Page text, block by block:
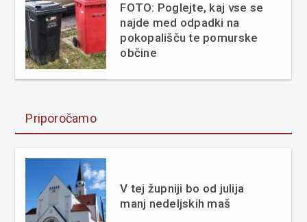
FOTO: Poglejte, kaj vse se
najde med odpadki na
pokopališču te pomurske
občine
Priporočamo
V tej župniji bo od julija
manj nedeljskih maš